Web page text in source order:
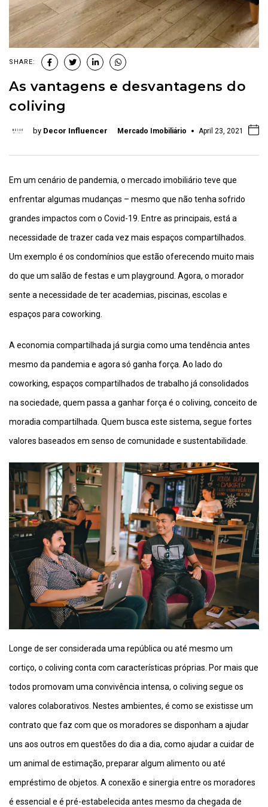
SHARE:
As vantagens e desvantagens do
coliving
by Decor Influencer Mercado Imobiliário April 23, 2021
Em um cenário de pandemia, o mercado imobiliário teve que
enfrentar algumas mudanças – mesmo que não tenha sofrido
grandes impactos com o Covid-19. Entre as principais, está a
necessidade de trazer cada vez mais espaços compartilhados.
Um exemplo é os condomínios que estão oferecendo muito mais
do que um salão de festas e um playground. Agora, o morador
sente a necessidade de ter academias, piscinas, escolas e
espaços para coworking.
A economia compartilhada já surgia como uma tendência antes
mesmo da pandemia e agora só ganha força. Ao lado do
coworking, espaços compartilhados de trabalho já consolidados
na sociedade, quem passa a ganhar força é o coliving, conceito de
moradia compartilhada. Quem busca este sistema, segue fortes
valores baseados em senso de comunidade e sustentabilidade.
Longe de ser considerada uma república ou até mesmo um
cortiço, o coliving conta com características próprias. Por mais que
todos promovam uma convivência intensa, o coliving segue os
valores colaborativos. Nestes ambientes, é como se existisse um
contrato que faz com que os moradores se disponham a ajudar
uns aos outros em questões do dia a dia, como ajudar a cuidar de
um animal de estimação, preparar algum alimento ou até
empréstimo de objetos. A conexão e sinergia entre os moradores
é essencial e é pré-estabelecida antes mesmo da chegada de